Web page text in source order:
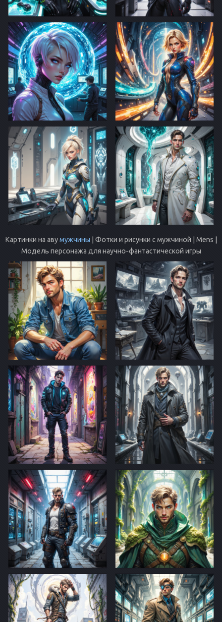
Картинки на авумужчины | Фотки и рисунки с мужчиной | Mens |
Модель персонажа для научно-фантастической игры